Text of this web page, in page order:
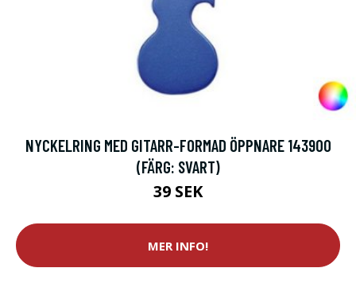
NYCKELRING MED GITARR-FORMAD ÖPPNARE 143900
(FÄRG: SVART)
39 SEK
MER INFO!